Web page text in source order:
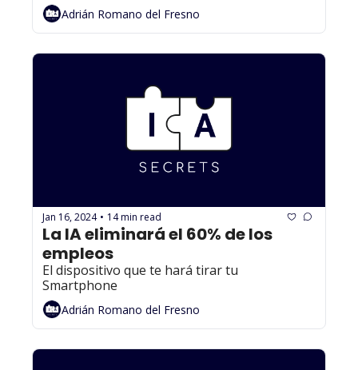
Adrián Romano del Fresno
Jan 16, 2024 • 14 min read
La IA eliminará el 60% de los
empleos
El dispositivo que te hará tirar tu
Smartphone
Adrián Romano del Fresno